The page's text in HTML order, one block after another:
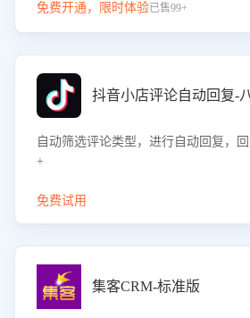
免费开通，限时体验已售99+
抖音小店评论自动回复-
自动筛选评论类型，进行自动回复，
+
免费试用
集客CRM-标准版